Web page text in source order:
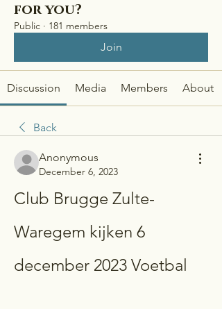
for you?
Public · 181 members
Join
Discussion Media Members About
Back
Anonymous
December 6, 2023
Club Brugge Zulte-
Waregem kijken 6
december 2023 Voetbal